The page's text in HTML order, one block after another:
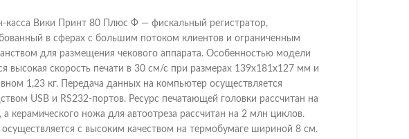
касса Вики Принт 80 Плюс Ф — фискальный регистратор,
в сферах с большим потоком клиентов и ограниченным
для размещения чекового аппарата. Особенностью модели
высокая скорость печати в 30 см/с при размерах 139х181х127 мм и
1,23 кг. Передача данных на компьютер осуществляется
USB и RS232-портов. Ресурс печатающей головки рассчитан на
а керамического ножа для автоотреза рассчитан на 2 млн циклов.
осуществляется с высоким качеством на термобумаге шириной 8 см.